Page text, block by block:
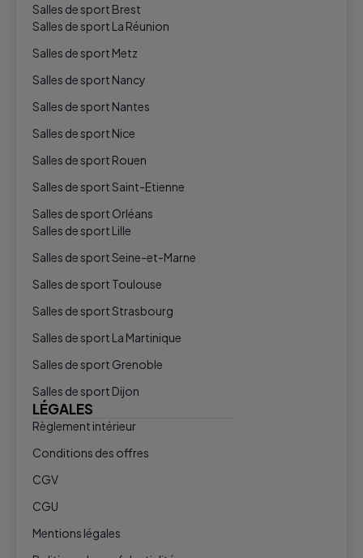
Salles de sport Brest
Salles de sport La Réunion
Salles de sport Metz
Salles de sport Nancy
Salles de sport Nantes
Salles de sport Nice
Salles de sport Rouen
Salles de sport Saint-Etienne
Salles de sport Orléans
Salles de sport Lille
Salles de sport Seine-et-Marne
Salles de sport Toulouse
Salles de sport Strasbourg
Salles de sport La Martinique
Salles de sport Grenoble
Salles de sport Dijon
LÉGALES
Règlement intérieur
Conditions des offres
CGV
CGU
Mentions légales